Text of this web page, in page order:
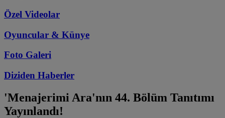
Özel Videolar
Oyuncular & Künye
Foto Galeri
Diziden Haberler
'Menajerimi Ara'nın 44. Bölüm Tanıtımı
Yayınlandı!